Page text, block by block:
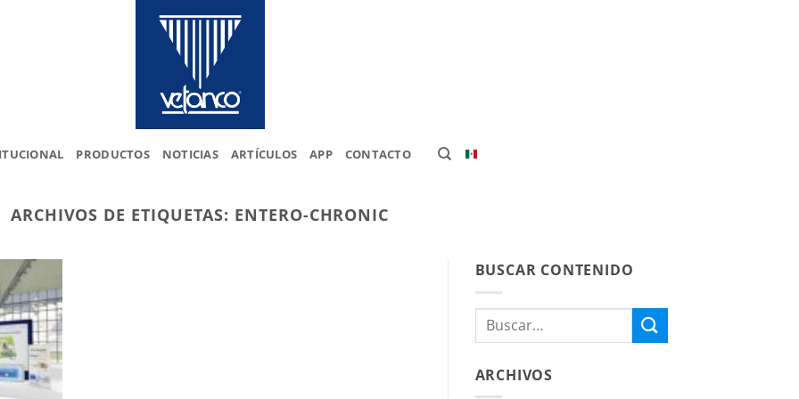
PRODUCTOS NOTICIAS ARTÍCULOS APP CONTACTO
ARCHIVOS DE ETIQUETAS: ENTERO-CHRONIC
BUSCAR CONTENIDO
ARCHIVOS